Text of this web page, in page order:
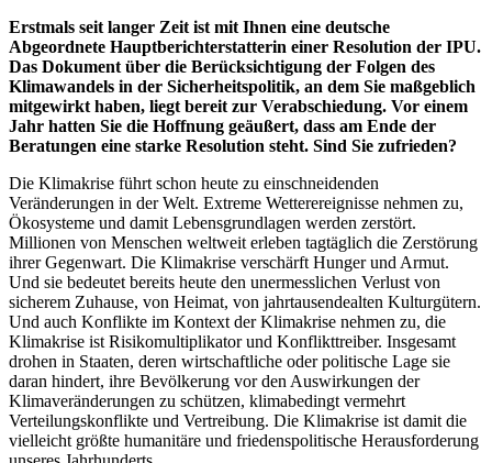
Erstmals seit langer Zeit ist mit Ihnen eine deutsche
Abgeordnete Hauptberichterstatterin einer Resolution der IPU.
Das Dokument über die Berücksichtigung der Folgen des
Klimawandels in der Sicherheitspolitik, an dem Sie maßgeblich
mitgewirkt haben, liegt bereit zur Verabschiedung. Vor einem
Jahr hatten Sie die Hoffnung geäußert, dass am Ende der
Beratungen eine starke Resolution steht. Sind Sie zufrieden?
Die Klimakrise führt schon heute zu einschneidenden
Veränderungen in der Welt. Extreme Wetterereignisse nehmen zu,
Ökosysteme und damit Lebensgrundlagen werden zerstört.
Millionen von Menschen weltweit erleben tagtäglich die Zerstörung
ihrer Gegenwart. Die Klimakrise verschärft Hunger und Armut.
Und sie bedeutet bereits heute den unermesslichen Verlust von
sicherem Zuhause, von Heimat, von jahrtausendealten Kulturgütern.
Und auch Konflikte im Kontext der Klimakrise nehmen zu, die
Klimakrise ist Risikomultiplikator und Konflikttreiber. Insgesamt
drohen in Staaten, deren wirtschaftliche oder politische Lage sie
daran hindert, ihre Bevölkerung vor den Auswirkungen der
Klimaveränderungen zu schützen, klimabedingt vermehrt
Verteilungskonflikte und Vertreibung. Die Klimakrise ist damit die
vielleicht größte humanitäre und friedenspolitische Herausforderung